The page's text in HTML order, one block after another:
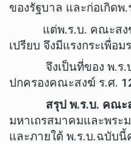
ของรัฐบาล และก่อเกิด
แต่พ.ร.บ. คณะสงฆ์
เปรียบ จึงมีแรงกระเพื่อ
จึงเป็นที่ของ พ.ร.บ.
ปกครองคณะสงฆ์ ร.ศ.
สรุป พ.ร.บ. คณะ
มหาเถรสมาคมและพระ
และภายใต้ พ.ร.บ.ฉบับ